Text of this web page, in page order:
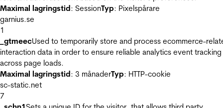
Maximal lagringstid: SessionTyp: Pixelspårare
garnius.se
1
_gtmeecUsed to temporarily store and process ecommerce-
interaction data in order to ensure reliable analytics event tracking
across page loads.
Maximal lagringstid: 3 månaderTyp: HTTP-cookie
sc-static.net
7